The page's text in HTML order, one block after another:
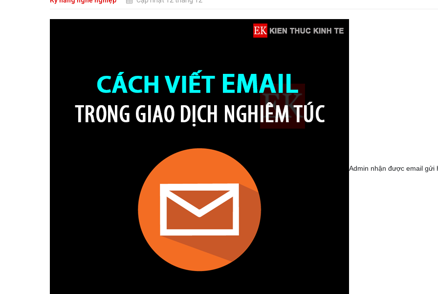
Admin nhận được email gửi